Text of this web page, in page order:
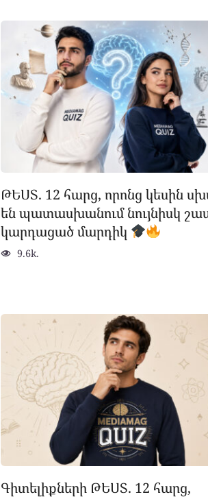
ԹԵՍՏ. 12 հարց, որոնց կեսին
են պատասխանում նույնիսկ
կարդացած մարդիկ
9.6k.
Գիտելիքների ԹԵՍՏ. 12 հարց,